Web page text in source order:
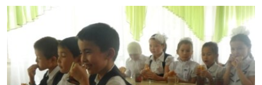
Search
ӘЛЕМ
АРНАЙЫ ЖОБАЛАР
Русский